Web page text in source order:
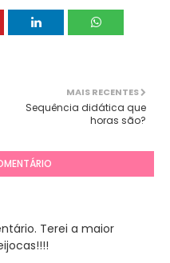
MAIS RECENTES
Sequência didática que
horas são?
Terei a maior